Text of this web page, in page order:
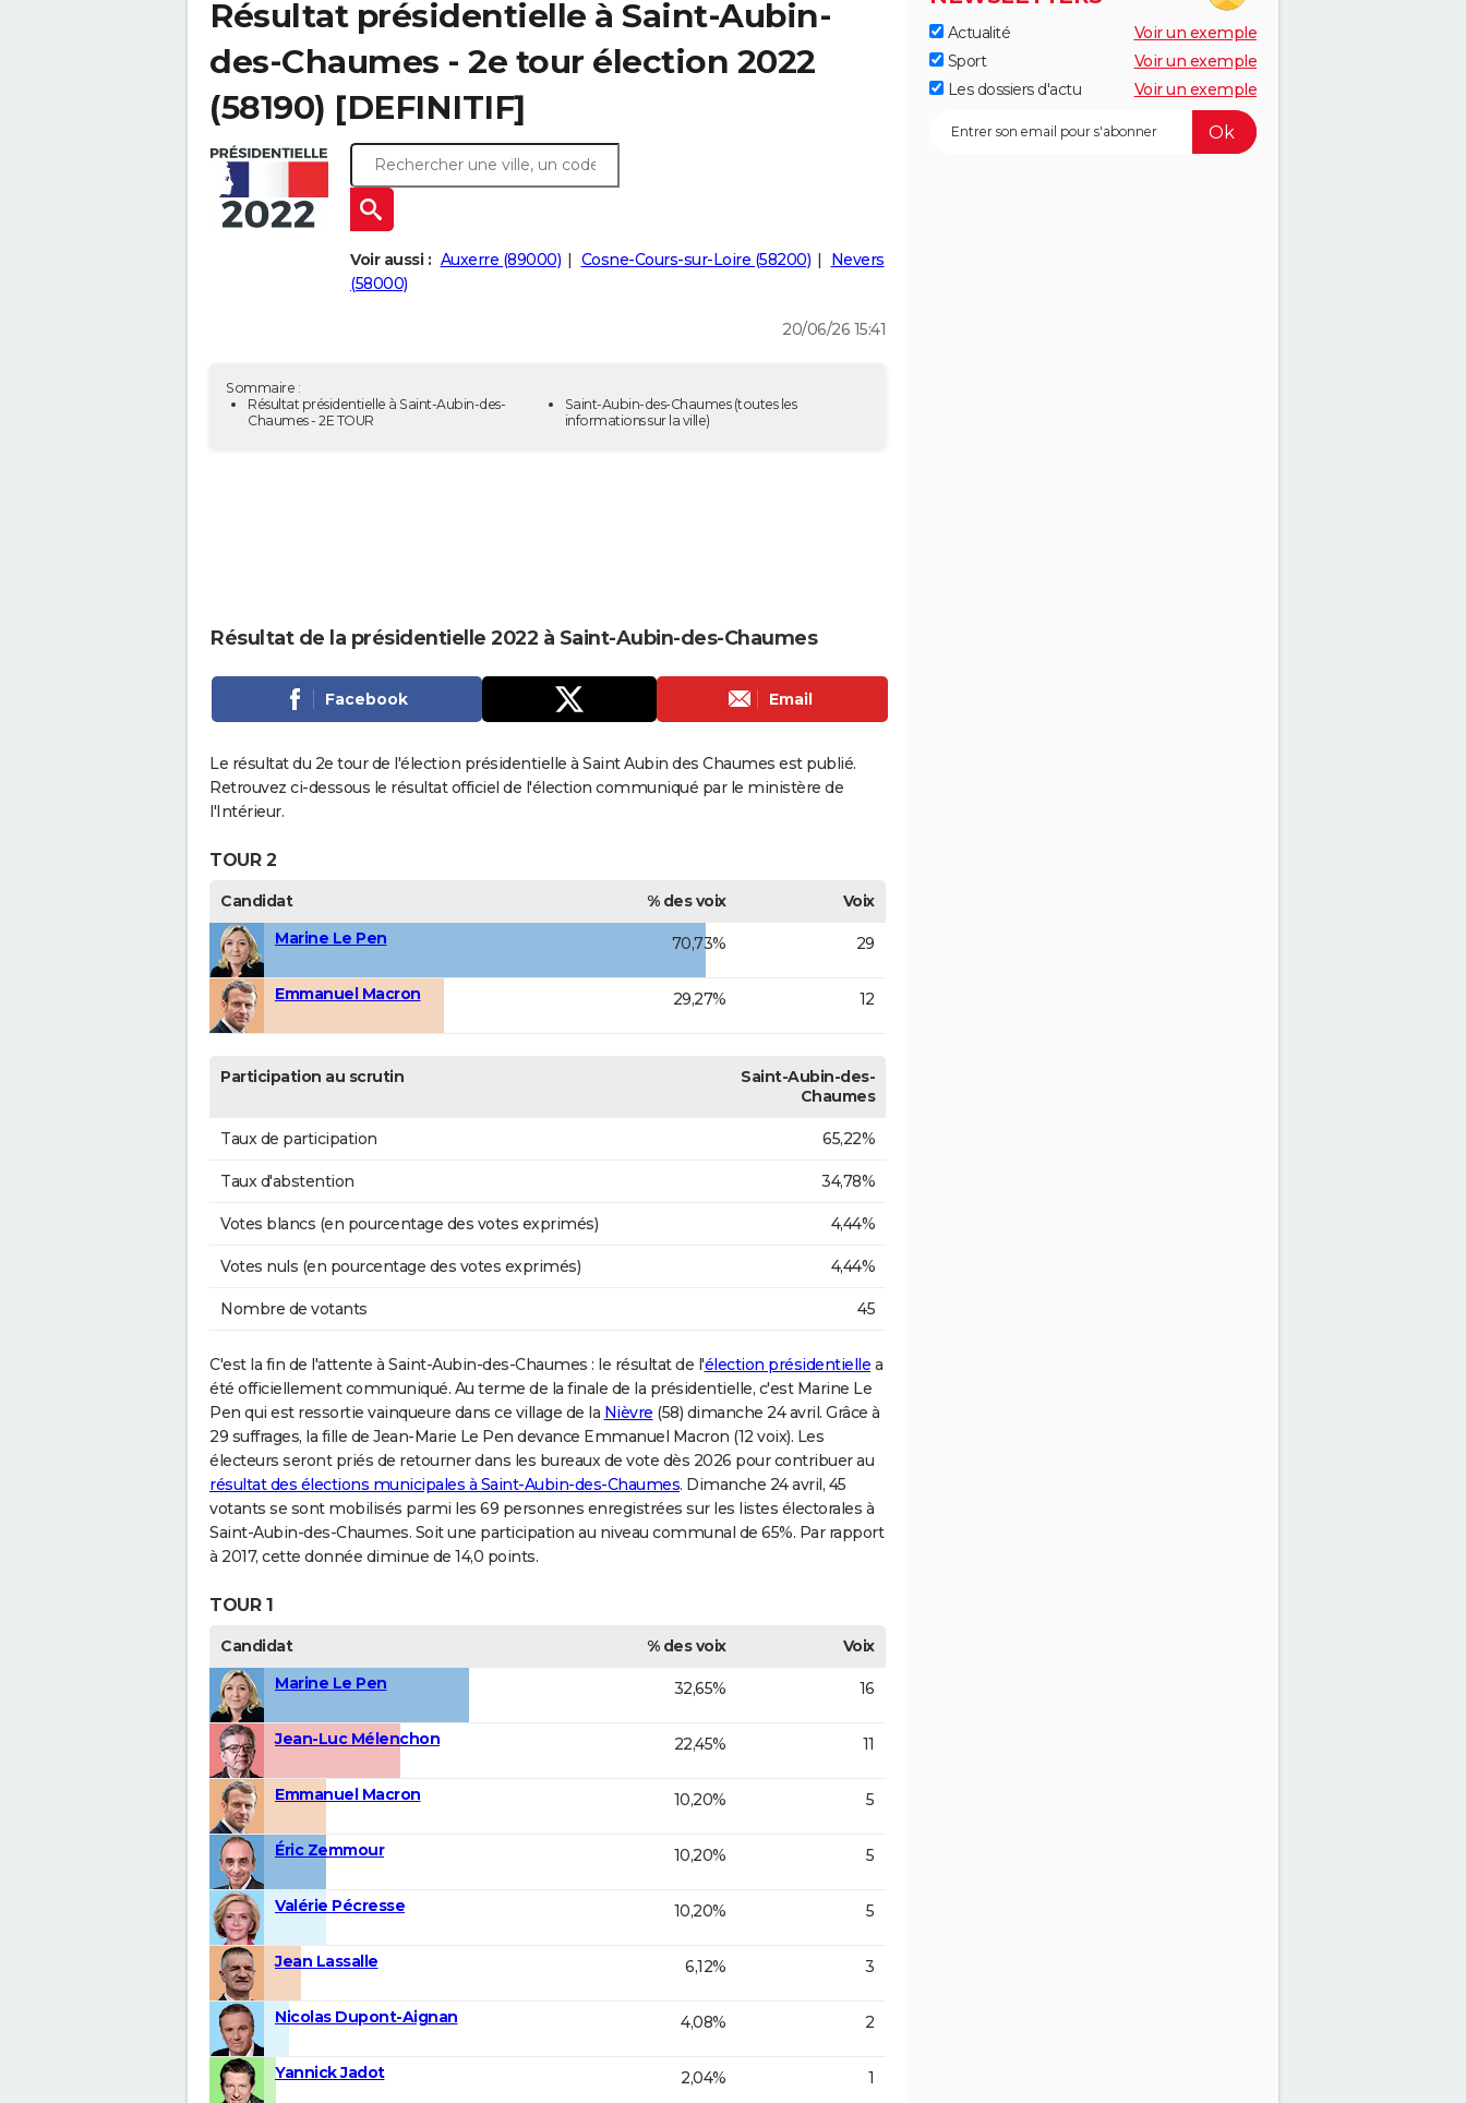
Résultat présidentielle à Saint-Aubin-
des-Chaumes - 2e tour élection 2022
(58190) [DEFINITIF]
Voir aussi : Auxerre (89000) Cosne-Cours-sur-Loire (58200)
Nevers
(58000)
20/06/26 15:41
Sommaire :
Résultat présidentielle à Saint-Aubin-des-
Chaumes - 2E TOUR
Saint-Aubin-des-Chaumes(toutes les
informations sur la ville)
Résultat de la présidentielle 2022 à Saint-Aubin-des-Chaumes
Facebook Email
Le résultat du 2e tour de l'élection présidentielle à Saint Aubin des Chaumes est publié.
Retrouvez ci-dessous le résultat officiel de l'élection communiqué par le ministère de
l'Intérieur.
TOUR 2
Candidat % des voix
Voix
Marine Le Pen
70,73% 29
Emmanuel Macron 29,27% 12
Participation au scrutin
Saint-Aubin-des-
Chaumes
Taux de participation 65,22%
Taux d'abstention 34,78%
Votes blancs (en pourcentage des votes exprimés) 4,44%
Votes nuls (en pourcentage des votes exprimés) 4,44%
Nombre de votants 45
C'est la fin de l'attente à Saint-Aubin-des-Chaumes : le résultat de l'élection présidentielle a
été officiellement communiqué. Au terme de la finale de la présidentielle, c'est Marine Le
Pen qui est ressortie vainqueure dans ce village de la Nièvre (58) dimanche 24 avril. Grâce à
29 suffrages, la fille de Jean-Marie Le Pen devance Emmanuel Macron (12 voix). Les
électeurs seront priés de retourner dans les bureaux de vote dès 2026 pour contribuer au
résultat des élections municipales à Saint-Aubin-des-Chaumes. Dimanche 24 avril, 45
votants se sont mobilisés parmi les 69 personnes enregistrées sur les listes électorales à
Saint-Aubin-des-Chaumes. Soit une participation au niveau communal de 65%. Par rapport
à 2017, cette donnée diminue de 14,0 points.
TOUR 1
Candidat % des voix
Voix
Marine Le Pen
32,65% 16
Jean-Luc Mélenchon 22,45% 11
Emmanuel Macron 10,20% 5
Éric Zemmour 10,20% 5
Valérie Pécresse 10,20% 5
Jean Lassalle 6,12% 3
Nicolas Dupont-Aignan 4,08% 2
Yannick Jadot 2,04% 1
Actualité
Voir un exemple
Sport
Voir un exemple
Les dossiers d'actu
Voir un exemple